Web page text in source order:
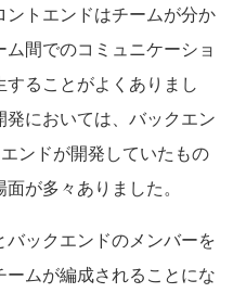
トエンドはチームが分か
間でのコミュニケーショ
ることがよくありまし
においては、バックエン
ンドが開発していたもの
が多々ありました。
ックエンドのメンバーを
ムが編成されることにな